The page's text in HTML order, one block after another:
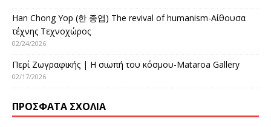
Han Chong Yop (한 종엽) The revival of humanism-Αίθουσα
τέχνης Τεχνοχώρος
02/24/2026
Περί Ζωγραφικής | Η σιωπή του κόσμου-Mataroa Gallery
02/17/2026
ΠΡΌΣΦΑΤΑ ΣΧΌΛΙΑ